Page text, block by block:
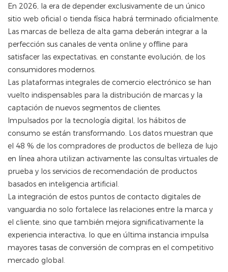
En 2026, la era de depender exclusivamente de un único
sitio web oficial o tienda física habrá terminado oficialmente.
Las marcas de belleza de alta gama deberán integrar a la
perfección sus canales de venta online y offline para
satisfacer las expectativas, en constante evolución, de los
consumidores modernos.
Las plataformas integrales de comercio electrónico se han
vuelto indispensables para la distribución de marcas y la
captación de nuevos segmentos de clientes.
Impulsados ​​por la tecnología digital, los hábitos de
consumo se están transformando. Los datos muestran que
el 48 % de los compradores de productos de belleza de lujo
en línea ahora utilizan activamente las consultas virtuales de
prueba y los servicios de recomendación de productos
basados ​​en inteligencia artificial.
La integración de estos puntos de contacto digitales de
vanguardia no solo fortalece las relaciones entre la marca y
el cliente, sino que también mejora significativamente la
experiencia interactiva, lo que en última instancia impulsa
mayores tasas de conversión de compras en el competitivo
mercado global.